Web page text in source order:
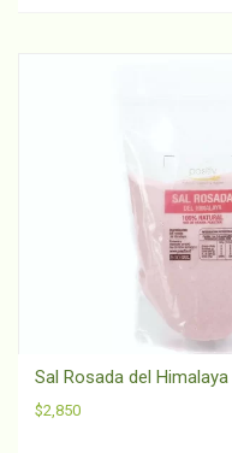
Sal Rosada del
$2,850